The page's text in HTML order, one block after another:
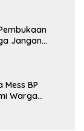
Jangan
Mess BP
Warga